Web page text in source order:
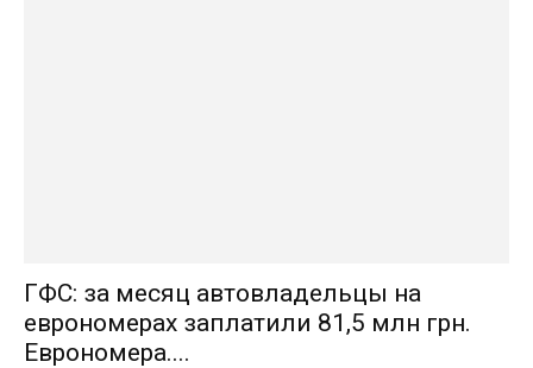
ГФС: за месяц автовладельцы на
еврономерах заплатили 81,5 млн грн.
Еврономера....